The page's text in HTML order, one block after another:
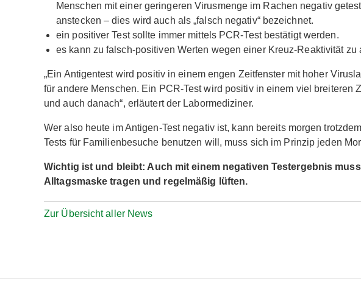
Menschen mit einer geringeren Virusmenge im Rachen negativ
anstecken – dies wird auch als „falsch negativ“ bezeichnet.
ein positiver Test sollte immer mittels PCR-Test bestätigt werden.
es kann zu falsch-positiven Werten wegen einer Kreuz-Reaktivität
„Ein Antigentest wird positiv in einem engen Zeitfenster mit hoher
für andere Menschen. Ein PCR-Test wird positiv in einem viel breiteren
und auch danach“, erläutert der Labormediziner.
Wer also heute im Antigen-Test negativ ist, kann bereits morgen
Tests für Familienbesuche benutzen will, muss sich im Prinzip jeden
Wichtig ist und bleibt: Auch mit einem negativen Testergebnis
Alltagsmaske tragen und regelmäßig lüften.
Zur Übersicht aller News